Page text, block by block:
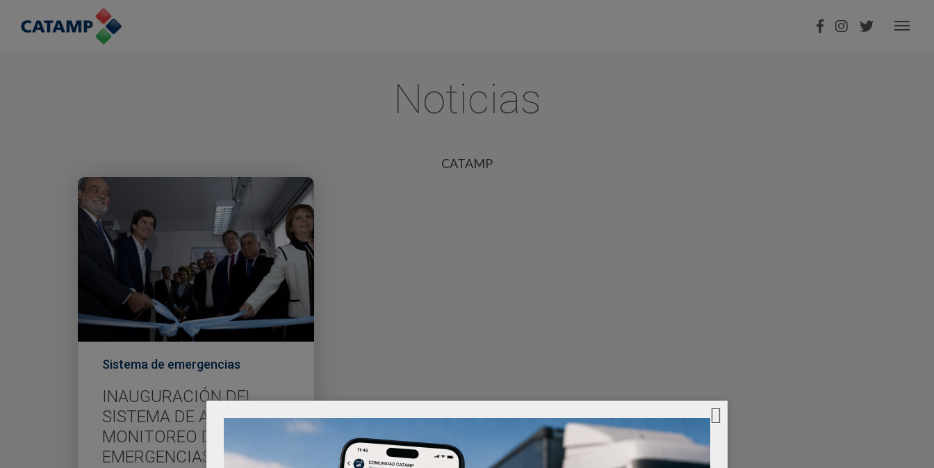
Noticias
CATAMP
Sistema de emergencias
INAUGURACIÓN DEL
SISTEMA DE ALERTA Y
MONITOREO DE
EMERGENCIAS